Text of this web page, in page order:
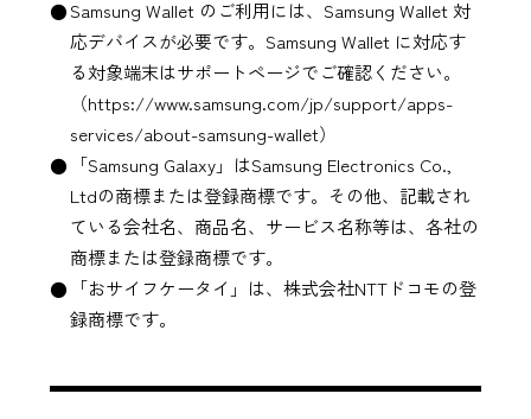
Samsung Walletのご利用には、 Samsung Wallet対
応デバイスが必要です。 Samsung Walletに対応す
る対象端末はサポートページでご確認ください。
（https://www.samsung.com/jp/support/apps-
services/about-samsung-wallet）
「Samsung Galaxy」はSamsung Electronics Co.,
Ltdの商標または登録商標です。その他、記載され
ている会社名、商品名、サービス名称等は、各社の
商標または登録商標です。
「おサイフケータイ」は、株式会社NTTドコモの登
録商標です。